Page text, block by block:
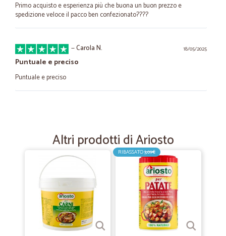
Primo acquisto e esperienza più che buona un buon prezzo e
spedizione veloce il pacco ben confezionato????
18/05/2025
—Carola N.
Puntuale e preciso
Puntuale e preciso
VELOCI CON LE CON LE CONSEGNE DEI CORRIERI CON I PRODOTTI
ALIMENTARI E/O ALTRO BUONI E A PREZZI ACCESSIBILI PER TUTTI
VI CONSIGLIO DI ANDARE SUL LORO SITO . GRAZIE DISTINTI SALUTI
ANTONY ( AOSTA) ITALIA
— Moira M.
Tutta la roba è arrivata perfetta…
Tutta la roba è arrivata perfetta prodotti perfetti anche la frutta scelta
Altri prodotti di Ariosto
RIBASSATO3,09€